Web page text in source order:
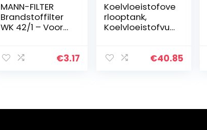
MANN-FILTER
Brandstoffilter
WK 42/1 – Voor
€3.17
Koelvloeistofove
rlooptank,
Koelvloeistofvult
Motorkoelvloeist
€40.85